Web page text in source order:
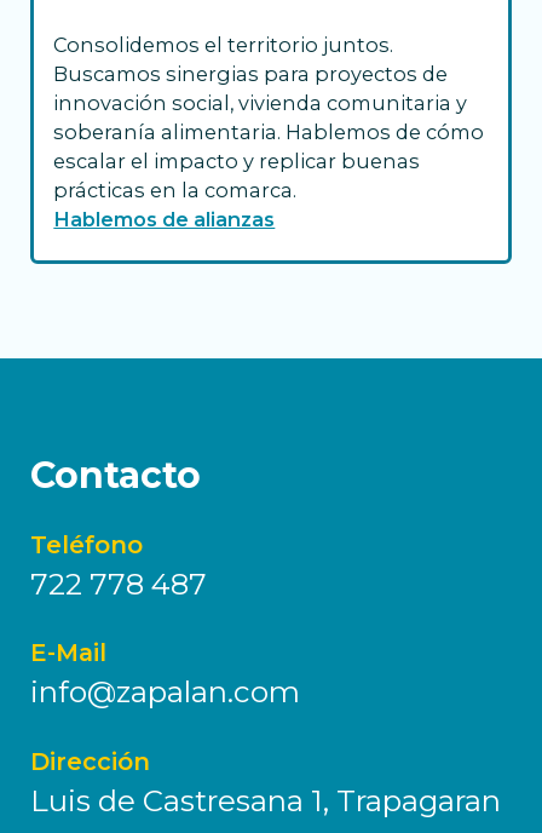
Consolidemos el territorio juntos.
Buscamos sinergias para proyectos de
innovación social, vivienda comunitaria y
soberanía alimentaria. Hablemos de cómo
escalar el impacto y replicar buenas
prácticas en la comarca.
Hablemos de alianzas
Contacto
Teléfono
722 778 487
E-Mail
info@zapalan.com
Dirección
Luis de Castresana 1, Trapagaran